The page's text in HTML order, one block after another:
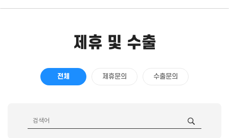
제휴 및 수출
전체 제휴문의 수출문의